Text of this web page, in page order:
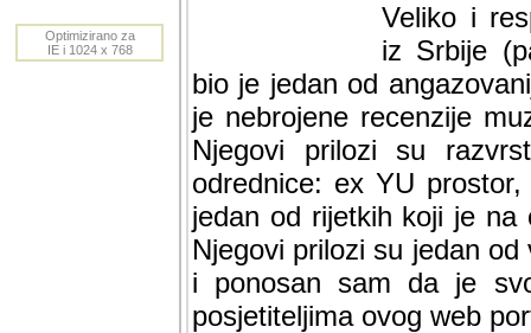
Veliko i
Srbije (pa i
jedan od angazovanijih
nebrojene recenzije
Njegovi prilozi su
odrednice: ex YU
jedan od rijetkih koji je
Njegovi prilozi su jedan
i ponosan sam da je
posjetiteljima ovog web